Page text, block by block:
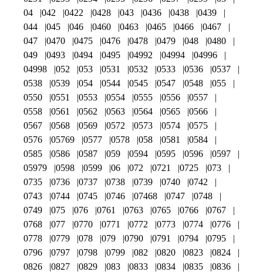
04
042 0422 0428 043 0436 0438
0439
044
045 046 0460 0463 0465 0466
0467
047
0470 0475 0476 0478 0479 048
0480
049
0493 0494 0495 04992 04994
04996
04998
052 053 0531 0532 0533 0536
0537
0538
0539 054 0544 0545 0547 0548
055
0550
0551 0553 0554 0555 0556
0557
0558
0561 0562 0563 0564 0565
0566
0567
0568 0569 0572 0573 0574
0575
0576
05769 0577 0578 058 0581
0584
0585
0586 0587 059 0594 0595 0596
0597
05979
0598 0599 06 072 0721 0725
073
0735
0736 0737 0738 0739 0740
0742
0743
0744 0745 0746 07468 0747
0748
0749
075 076 0761 0763 0765 0766
0767
0768
077 0770 0771 0772 0773 0774
0776
0778
0779 078 079 0790 0791 0794
0795
0796
0797 0798 0799 082 0820 0823
0824
0826
0827 0829 083 0833 0834 0835
0836